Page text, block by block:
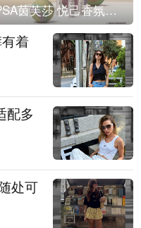
IPSA茵芙莎 悦己香氛凝露上市
着
配多
处可